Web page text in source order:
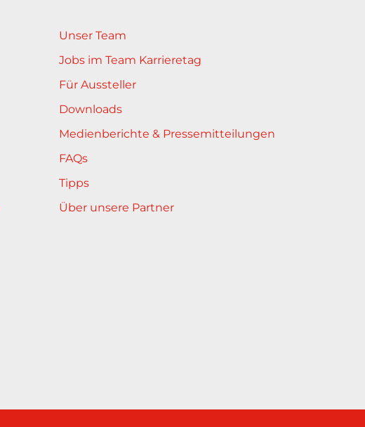
Unser Team
Jobs im Team Karrieretag
Für Aussteller
Downloads
Medienberichte & Pressemitteilungen
FAQs
Tipps
Über unsere Partner